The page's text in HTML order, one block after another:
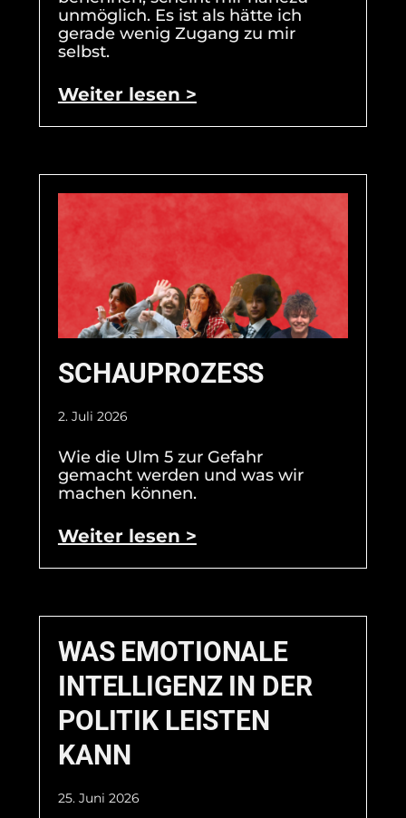
unmöglich. Es ist als hätte ich
gerade wenig Zugang zu mir
selbst.
Weiter lesen >
SCHAUPROZESS
2. Juli 2026
Wie die Ulm 5 zur Gefahr
gemacht werden und was wir
machen können.
Weiter lesen >
WAS EMOTIONALE
INTELLIGENZ IN DER
POLITIK LEISTEN
KANN
25. Juni 2026